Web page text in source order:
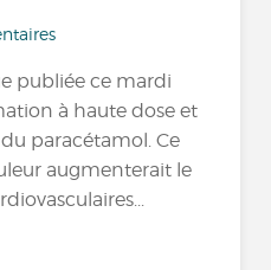
publiée ce mardi
à haute dose et
paracétamol. Ce
augmenterait le